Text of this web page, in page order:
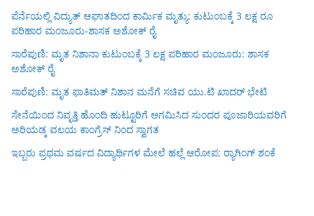
ಪೆರ್ನೆಯಲ್ಲಿ ವಿದ್ಯುತ್ ಆಘಾತದಿಂದ ಕಾರ್ಮಿಕ ಮೃತ್ಯು: ಕುಟುಂಬಕ್ಕೆ 3 ಲಕ್ಷ ರೂ
ಪರಿಹಾರ ಮಂಜೂರು-ಶಾಸಕ ಅಶೋಕ್ ರೈ
ಸಾರೆಪುಣಿ: ಮೃತ ನಿಶಾನಾ ಕುಟುಂಬಕ್ಕೆ 3 ಲಕ್ಷ ಪರಿಹಾರ ಮಂಜೂರು: ಶಾಸಕ
ಅಶೋಕ್ ರೈ
ಸಾರೆಪುಣಿ: ಮೃತ ಫಾತಿಮತ್ ನಿಶಾನ ಮನೆಗೆ ಸಚಿವ ಯು.ಟಿ ಖಾದರ್ ಭೇಟಿ
ಸೇನೆಯಿಂದ ನಿವೃತ್ತಿ ಹೊಂದಿ ಹುಟ್ಟೂರಿಗೆ ಆಗಮಿಸಿದ ಸುಂದರ ಪೂಜಾರಿಯವರಿಗೆ
ಅರಿಯಡ್ಕ ವಲಯ ಕಾಂಗ್ರೆಸ್ ನಿಂದ ಸ್ವಾಗತ
ಇಬ್ಬರು ಪ್ರಥಮ ವರ್ಷದ ವಿದ್ಯಾರ್ಥಿಗಳ ಮೇಲೆ ಹಲ್ಲೆ ಆರೋಪ; ರ‍್ಯಾಗಿಂಗ್ ಶಂಕೆ